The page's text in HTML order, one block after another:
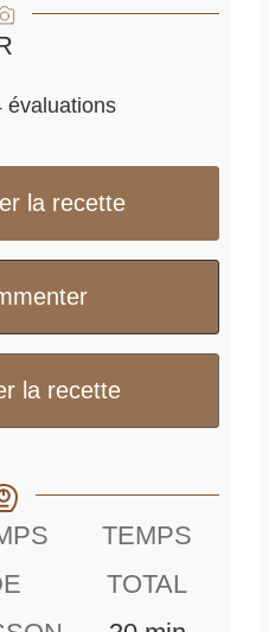
évaluations
la recette
la recette
TEMPS
TOTAL